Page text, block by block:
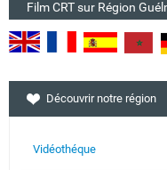
Film CRT sur Région
Découvrir notre région
Vidéothéque